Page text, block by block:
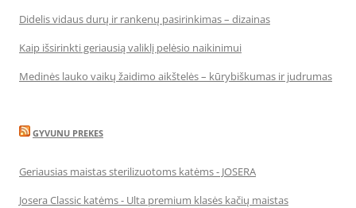
Didelis vidaus durų ir rankenų pasirinkimas – dizainas
Kaip išsirinkti geriausią valiklį pelėsio naikinimui
Medinės lauko vaikų žaidimo aikštelės – kūrybiškumas ir judrumas
GYVUNU PREKES
Geriausias maistas sterilizuotoms katėms - JOSERA
Josera Classic katėms - Ulta premium klasės kačių maistas